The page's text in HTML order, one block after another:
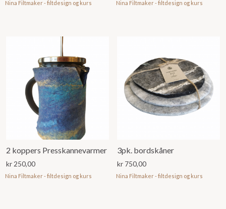
Nina Filtmaker - filtdesign og kurs Nina Filtmaker - filtdesign og kurs
2 koppers Presskannevarmer
kr 250,00
Nina Filtmaker - filtdesign og kurs
3pk. bordskåner
kr 750,00
Nina Filtmaker - filtdesign og kurs